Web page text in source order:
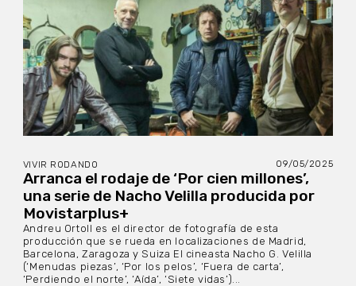
VIVIR RODANDO 09/05/2025
Arranca el rodaje de ‘Por cien millones’,
una serie de Nacho Velilla producida por
Movistarplus+
Andreu Ortoll es el director de fotografía de esta
producción que se rueda en localizaciones de Madrid,
Barcelona, Zaragoza y Suiza El cineasta Nacho G. Velilla
(‘Menudas piezas’, ‘Por los pelos’, ‘Fuera de carta’,
‘Perdiendo el norte’, ‘Aída’, ‘Siete vidas’)...